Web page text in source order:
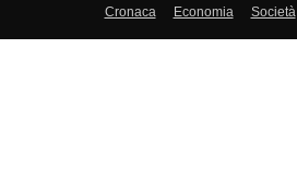
Cronaca Economia Società